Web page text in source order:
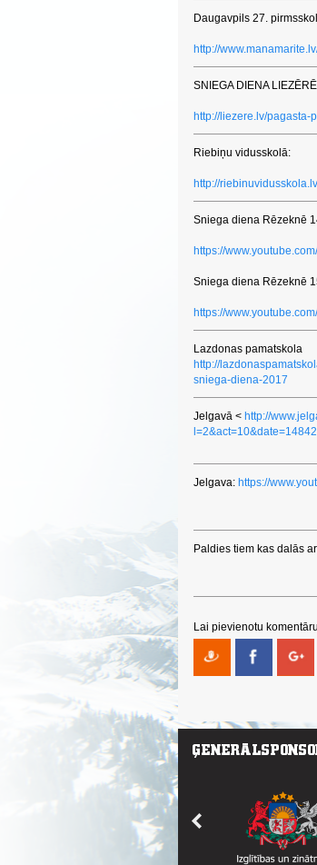
Daugavpils 27.
http://
SNIEGA DIENA
http://liezere.lv/
Riebiņu vidusskolā:
http://
Sniega diena Rēzeknē
https://
Sniega diena Rēzeknē
https://
Lazdonas pamatskola
http://
sniega-diena-2017
Jelgavā < http://
Jelgava: https://
Paldies tiem kas dalās
Lai pievienotu